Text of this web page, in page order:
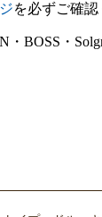
を必ずご確認
BOSS・